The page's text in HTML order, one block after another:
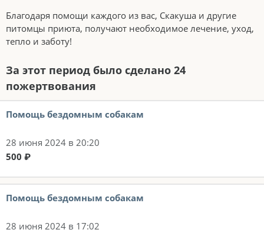
Благодаря помощи каждого из вас, Скакуша и другие
питомцы приюта, получают необходимое лечение, уход,
тепло и заботу!
За этот период было сделано 24
пожертвования
Помощь бездомным собакам
28 июня 2024 в 20:20
500 ₽
Помощь бездомным собакам
28 июня 2024 в 17:02